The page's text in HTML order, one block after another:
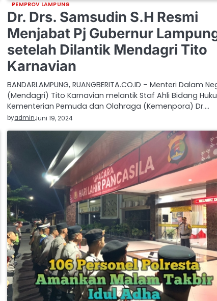
PEMPROV LAMPUNG
Dr. Drs. Samsudin S.H Resmi
Menjabat Pj Gubernur
setelah Dilantik Mendagri Tito
Karnavian
BANDARLAMPUNG, RUANGBERITA.CO.ID – Menteri Dalam
(Mendagri) Tito Karnavian melantik Staf Ahli Bidang
Kementerian Pemuda dan Olahraga (Kemenpora) Dr.…
byadminJuni 19, 2024